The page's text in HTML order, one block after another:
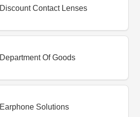
Discount Contact Lenses
Department Of Goods
Earphone Solutions